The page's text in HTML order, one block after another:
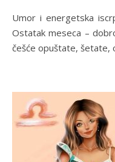
Umor i energetska
Ostatak meseca –
češće opuštate, šetate,